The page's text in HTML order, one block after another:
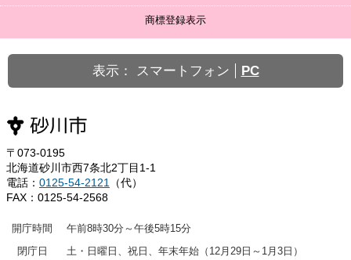
商標登録表示
表示： スマートフォン PC
〒073-0195
北海道砂川市西7条北2丁目1-1
電話： 0125-54-2121
（代）
FAX：0125-54-2568
開庁時間
午前8時30分～午後5時15分
閉庁日
土・日曜日、祝日、年末年始（12月29日～1月3日）